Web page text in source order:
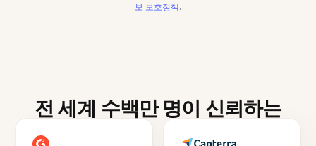
보 보호정책.
전 세계 수백만 명이 신뢰하는